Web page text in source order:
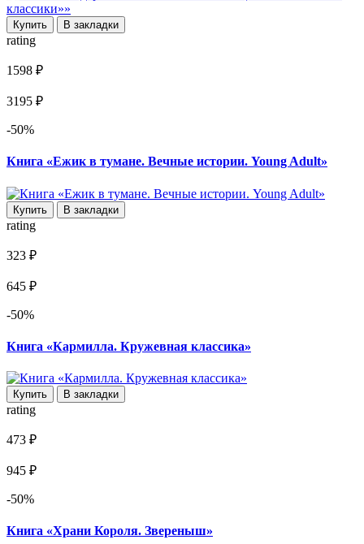
Купить В закладки
rating
1598 ₽
3195 ₽
-50%
Книга «Ежик в тумане. Вечные истории. Young Adult»
Купить В закладки
rating
323 ₽
645 ₽
-50%
Книга «Кармилла. Кружевная классика»
Купить В закладки
rating
473 ₽
945 ₽
-50%
Книга «Храни Короля. Звереныш»